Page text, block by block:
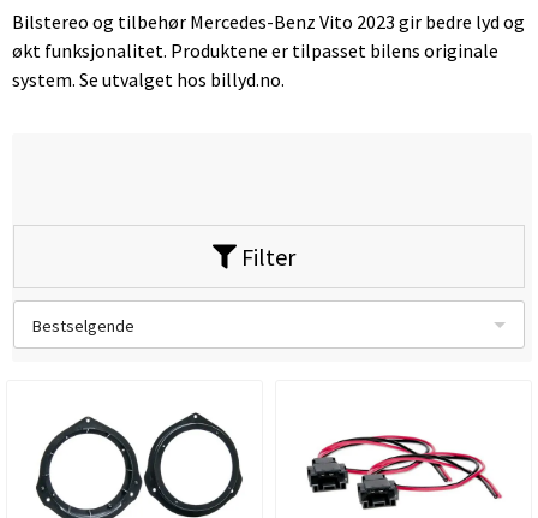
Bilstereo og tilbehør Mercedes-Benz Vito 2023 gir bedre lyd og
økt funksjonalitet. Produktene er tilpasset bilens originale
system. Se utvalget hos billyd.no.
Filter
Bestselgende